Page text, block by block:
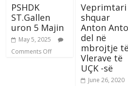
PSHDK
ST.Gallen
uron 5 Majin
May 5, 2025
Comments Off
Veprimtari
shquar
Anton
del në
mbrojtje të
Vlerave të
UÇK -së
June 26, 2020